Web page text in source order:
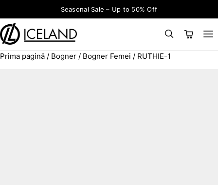
Seasonal Sale – Up to 50% Off
Prima pagină / Bogner / Bogner Femei / RUTHIE-1